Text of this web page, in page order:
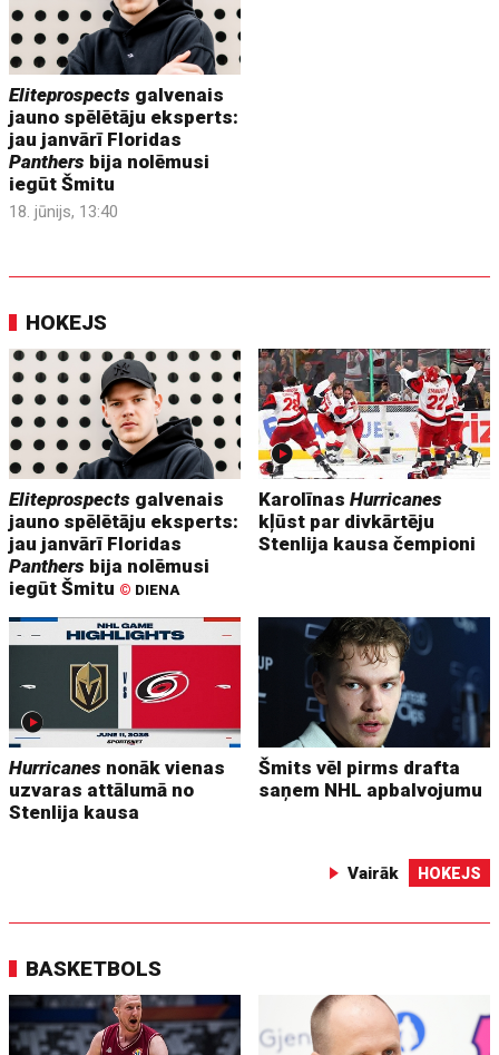
Eliteprospects galvenais
jauno spēlētāju eksperts:
jau janvārī Floridas
Panthers bija nolēmusi
iegūt Šmitu
18. jūnijs, 13:40
HOKEJS
Eliteprospects galvenais
jauno spēlētāju eksperts:
jau janvārī Floridas
Panthers bija nolēmusi
iegūt Šmitu © DIENA
KarolīnasHurricanes
kļūst par divkārtēju
Stenlija kausa čempioni
Hurricanes nonāk vienas
uzvaras attālumā no
Stenlija kausa
Šmits vēl pirms drafta
saņem NHL apbalvojumu
Vairāk HOKEJS
BASKETBOLS